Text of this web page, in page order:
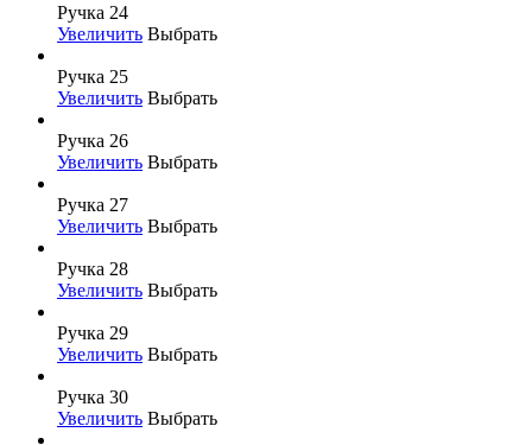
Ручка 24
Увеличить Выбрать
Ручка 25
Увеличить Выбрать
Ручка 26
Увеличить Выбрать
Ручка 27
Увеличить Выбрать
Ручка 28
Увеличить Выбрать
Ручка 29
Увеличить Выбрать
Ручка 30
Увеличить Выбрать